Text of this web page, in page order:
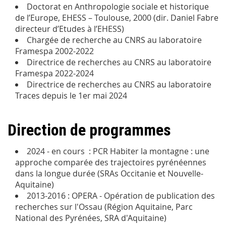
Doctorat en Anthropologie sociale et historique
de l’Europe, EHESS – Toulouse, 2000 (dir. Daniel Fabre
directeur d’Etudes à l’EHESS)
Chargée de recherche au CNRS au laboratoire
Framespa 2002-2022
Directrice de recherches au CNRS au laboratoire
Framespa 2022-2024
Directrice de recherches au CNRS au laboratoire
Traces depuis le 1er mai 2024
Direction de programmes
2024 - en cours : PCR Habiter la montagne : une
approche comparée des trajectoires pyrénéennes
dans la longue durée (SRAs Occitanie et Nouvelle-
Aquitaine)
2013-2016 : OPERA - Opération de publication des
recherches sur l'Ossau (Région Aquitaine, Parc
National des Pyrénées, SRA d'Aquitaine)